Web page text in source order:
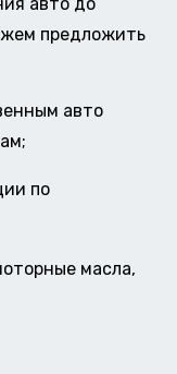
предложить
авто
по
масла,